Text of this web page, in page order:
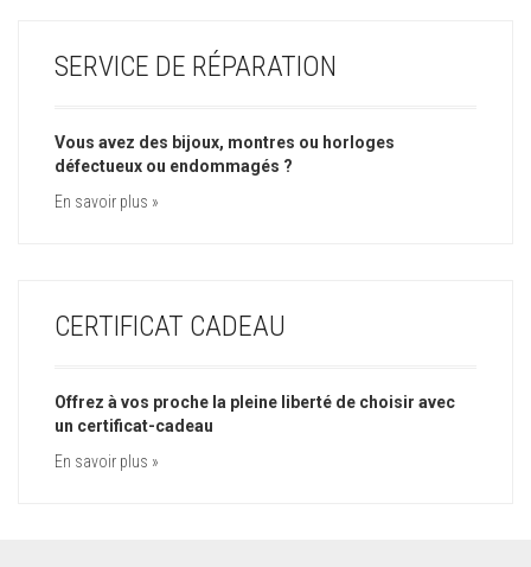
SERVICE DE RÉPARATION
Vous avez des bijoux, montres ou horloges
défectueux ou endommagés ?
En savoir plus »
CERTIFICAT CADEAU
Offrez à vos proche la pleine liberté de choisir avec
un certificat-cadeau
En savoir plus »